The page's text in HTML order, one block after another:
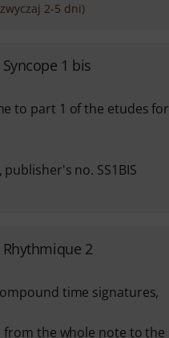
2-5 dni)
1 bis
to part 1 of the etudes for
publisher's no. SS1BIS
Rhythmique 2
time signatures,
from the whole note to the